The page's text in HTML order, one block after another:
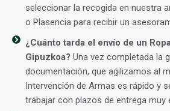
seleccionar la recogida en nuestra
o Plasencia para recibir un
¿Cuánto tarda el envío de un
Gipuzkoa? Una vez completada la
documentación, que agilizamos al
Intervención de Armas es rápido y
trabajar con plazos de entrega muy